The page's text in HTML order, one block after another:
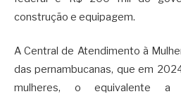
construção e equipagem.
A Central de Atendimento à
das pernambucanas, que em
mulheres, o equivalente